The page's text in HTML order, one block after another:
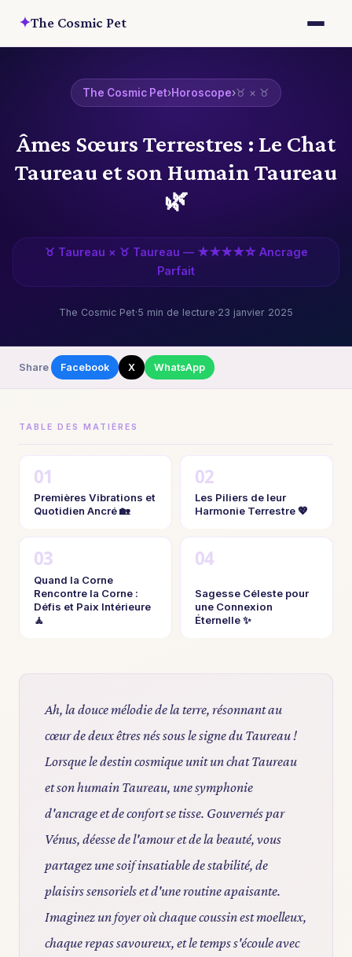
✦The Cosmic Pet
The Cosmic Pet›Horoscope›♉ × ♉
Âmes Sœurs Terrestres : Le Chat
Taureau et son Humain Taureau
🌿
♉ Taureau × ♉ Taureau — ★★★★☆ Ancrage
Parfait
The Cosmic Pet·5 min de lecture·23 janvier 2025
Share Facebook X WhatsApp
TABLE DES MATIÈRES
Premières Vibrations et
Quotidien Ancré 🏡
Les Piliers de leur
Harmonie Terrestre 💖
Quand la Corne
Rencontre la Corne :
Défis et Paix Intérieure
🧘
Sagesse Céleste pour
une Connexion
Éternelle ✨
Ah, la douce mélodie de la terre, résonnant au
cœur de deux êtres nés sous le signe du Taureau !
Lorsque le destin cosmique unit un chat Taureau
et son humain Taureau, une symphonie
d'ancrage et de confort se tisse. Gouvernés par
Vénus, déesse de l'amour et de la beauté, vous
partagez une soif insatiable de stabilité, de
plaisirs sensoriels et d'une routine apaisante.
Imaginez un foyer où chaque coussin est moelleux,
chaque repas savoureux, et le temps s'écoule avec